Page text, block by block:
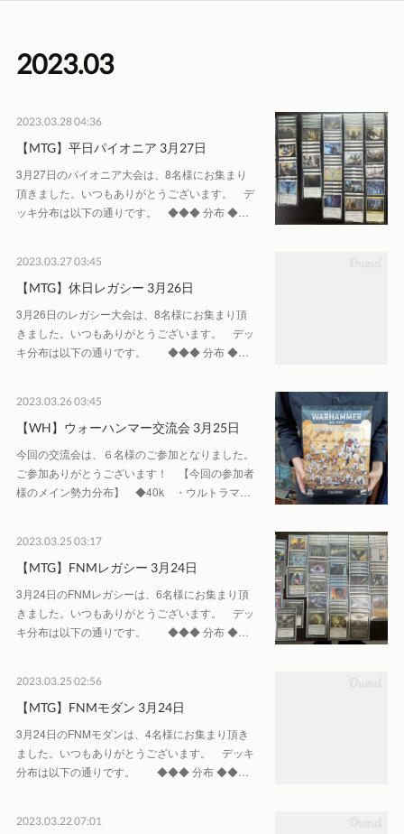
2023.03
2023.03.28 04:36
【MTG】平日パイオニア 3月27日
3月27日のパイオニア大会は、8名様にお集まり
頂きました。いつもありがとうございます。 デ
ッキ分布は以下の通りです。 ◆◆◆ 分布 ◆…
2023.03.27 03:45
【MTG】休日レガシー 3月26日
3月26日のレガシー大会は、8名様にお集まり頂
きました。いつもありがとうございます。 デッ
キ分布は以下の通りです。 ◆◆◆ 分布 ◆…
2023.03.26 03:45
【WH】ウォーハンマー交流会 3月25日
今回の交流会は、６名様のご参加となりました。
ご参加ありがとうございます！ 【今回の参加者
様のメイン勢力分布】 ◆40k ・ウルトラマ…
2023.03.25 03:17
【MTG】FNMレガシー 3月24日
3月24日のFNMレガシーは、6名様にお集まり頂
きました。いつもありがとうございます。 デッ
キ分布は以下の通りです。 ◆◆◆ 分布 ◆…
2023.03.25 02:56
【MTG】FNMモダン 3月24日
3月24日のFNMモダンは、4名様にお集まり頂き
ました。いつもありがとうございます。 デッキ
分布は以下の通りです。 ◆◆◆ 分布 ◆◆…
2023.03.22 07:01